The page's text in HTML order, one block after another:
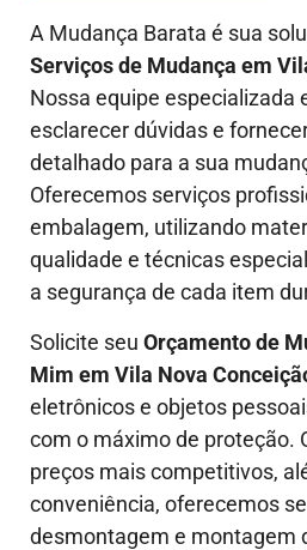
A Mudança Barata é sua
Serviços de Mudança em
Nossa equipe especializada
esclarecer dúvidas e
detalhado para a sua
Oferecemos serviços
embalagem, utilizando
qualidade e técnicas
a segurança de cada item
Solicite seu Orçamento de
Mim em Vila Nova
eletrônicos e objetos
com o máximo de proteção.
preços mais competitivos,
conveniência, oferecemos
desmontagem e montagem